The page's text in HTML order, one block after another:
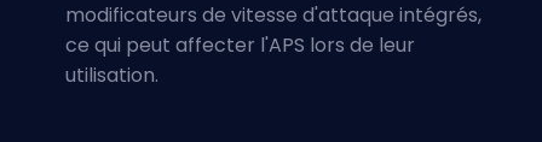
modificateurs de vitesse d'attaque intégrés,
ce qui peut affecter l'APS lors de leur
utilisation.